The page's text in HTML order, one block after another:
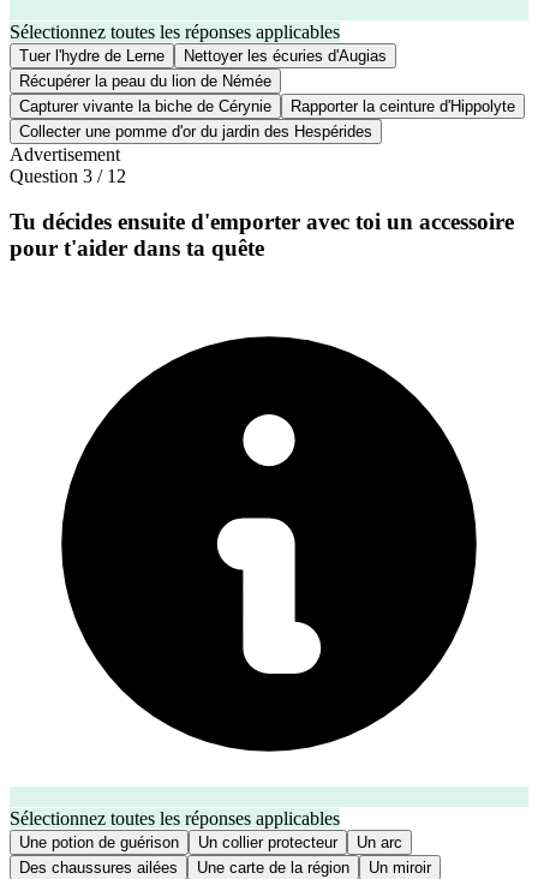
Sélectionnez toutes les réponses applicables
Tuer l'hydre de Lerne
Nettoyer les écuries d'Augias
Récupérer la peau du lion de Némée
Capturer vivante la biche de Cérynie
Rapporter la ceinture d'Hippolyte
Collecter une pomme d'or du jardin des Hespérides
Advertisement
Question 3 / 12
Tu décides ensuite d'emporter avec toi un accessoire
pour t'aider dans ta quête
Sélectionnez toutes les réponses applicables
Une potion de guérison Un collier protecteur
Un arc
Des chaussures ailées
Une carte de la région Un miroir